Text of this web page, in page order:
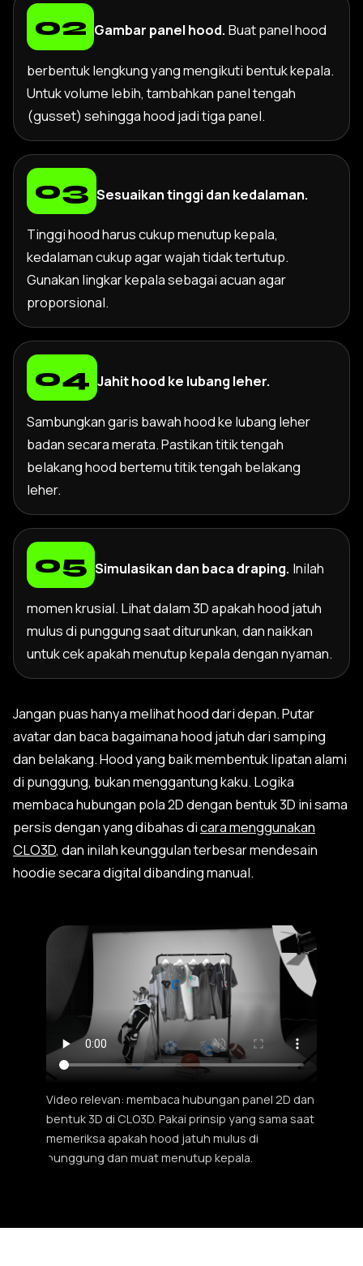
Gambar panel hood. Buat panel hood
berbentuk lengkung yang mengikuti bentuk kepala.
Untuk volume lebih, tambahkan panel tengah
(gusset) sehingga hood jadi tiga panel.
Sesuaikan tinggi dan kedalaman.
Tinggi hood harus cukup menutup kepala,
kedalaman cukup agar wajah tidak tertutup.
Gunakan lingkar kepala sebagai acuan agar
proporsional.
Jahit hood ke lubang leher.
Sambungkan garis bawah hood ke lubang leher
badan secara merata. Pastikan titik tengah
belakang hood bertemu titik tengah belakang
leher.
Simulasikan dan baca draping. Inilah
momen krusial. Lihat dalam 3D apakah hood jatuh
mulus di punggung saat diturunkan, dan naikkan
untuk cek apakah menutup kepala dengan nyaman.
Jangan puas hanya melihat hood dari depan. Putar
avatar dan baca bagaimana hood jatuh dari samping
dan belakang. Hood yang baik membentuk lipatan alami
di punggung, bukan menggantung kaku. Logika
membaca hubungan pola 2D dengan bentuk 3D ini sama
persis dengan yang dibahas dicara menggunakan
CLO3D, dan inilah keunggulan terbesar mendesain
hoodie secara digital dibanding manual.
Video relevan: membaca hubungan panel 2D dan
bentuk 3D di CLO3D. Pakai prinsip yang sama saat
memeriksa apakah hood jatuh mulus di
punggung dan muat menutup kepala.